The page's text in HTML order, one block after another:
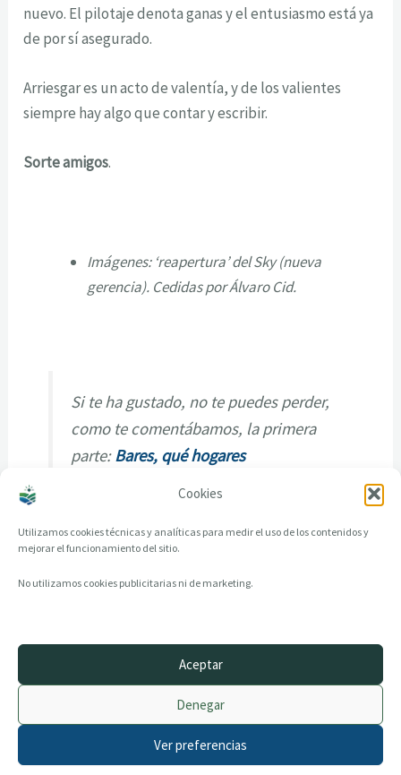
Cookies
Utilizamos cookies técnicas y analíticas para medir el uso de los contenidos y
mejorar el funcionamiento del sitio.
No utilizamos cookies publicitarias ni de marketing.
Aceptar
Denegar
Ver preferencias
nuevo. El pilotaje denota ganas y el entusiasmo está ya
de por sí asegurado.
Arriesgar es un acto de valentía, y de los valientes
siempre hay algo que contar y escribir.
Sorte amigos.
Imágenes: ‘reapertura’ del Sky (nueva
gerencia). Cedidas por Álvaro Cid.
Si te ha gustado, no te puedes perder,
como te comentábamos, la primera
parte:Bares, qué hogares
© 2014–2026 creandotuprovincia.es · Todos los derechos reservados
Política de Cookies
Archivo histórico